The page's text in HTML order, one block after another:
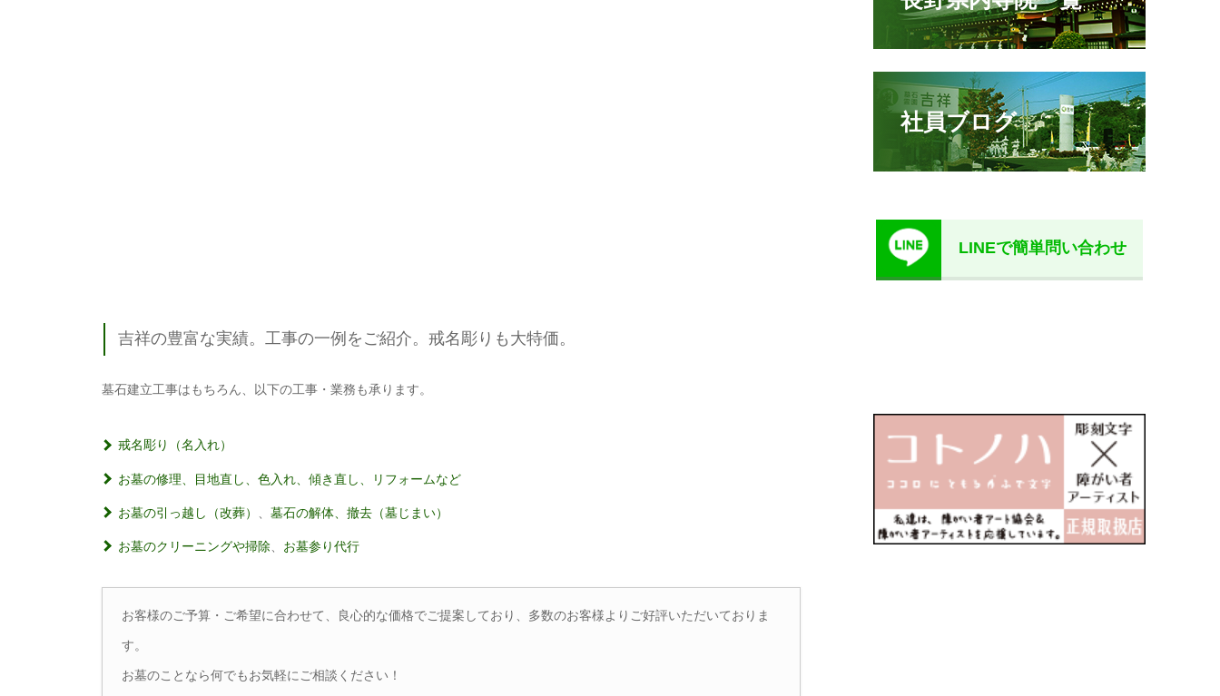
吉祥の豊富な実績。工事の一例をご紹介。戒名彫りも大特価。
墓石建立工事はもちろん、以下の工事・業務も承ります。
戒名彫り（名入れ）
お墓の修理、目地直し、色入れ、傾き直し、リフォームなど
お墓の引っ越し（改葬） 、墓石の解体、撤去（墓じまい）
お墓のクリーニングや掃除 お墓参り代行
お客様のご予算・ご希望に合わせて、良心的な価格でご提案しており、多数のお客様よりご好評いただいておりま
す。
お墓のことなら何でもお気軽にご相談ください！
社員ブログ
LINEで簡単問い合わせ